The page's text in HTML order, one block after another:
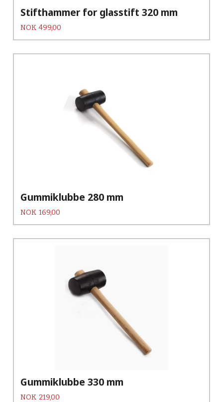
Stifthammer for glasstift 320 mm
Pris
NOK 499,00
Gummiklubbe 280 mm
Pris
NOK 169,00
Gummiklubbe 330 mm
Pris
NOK 219,00